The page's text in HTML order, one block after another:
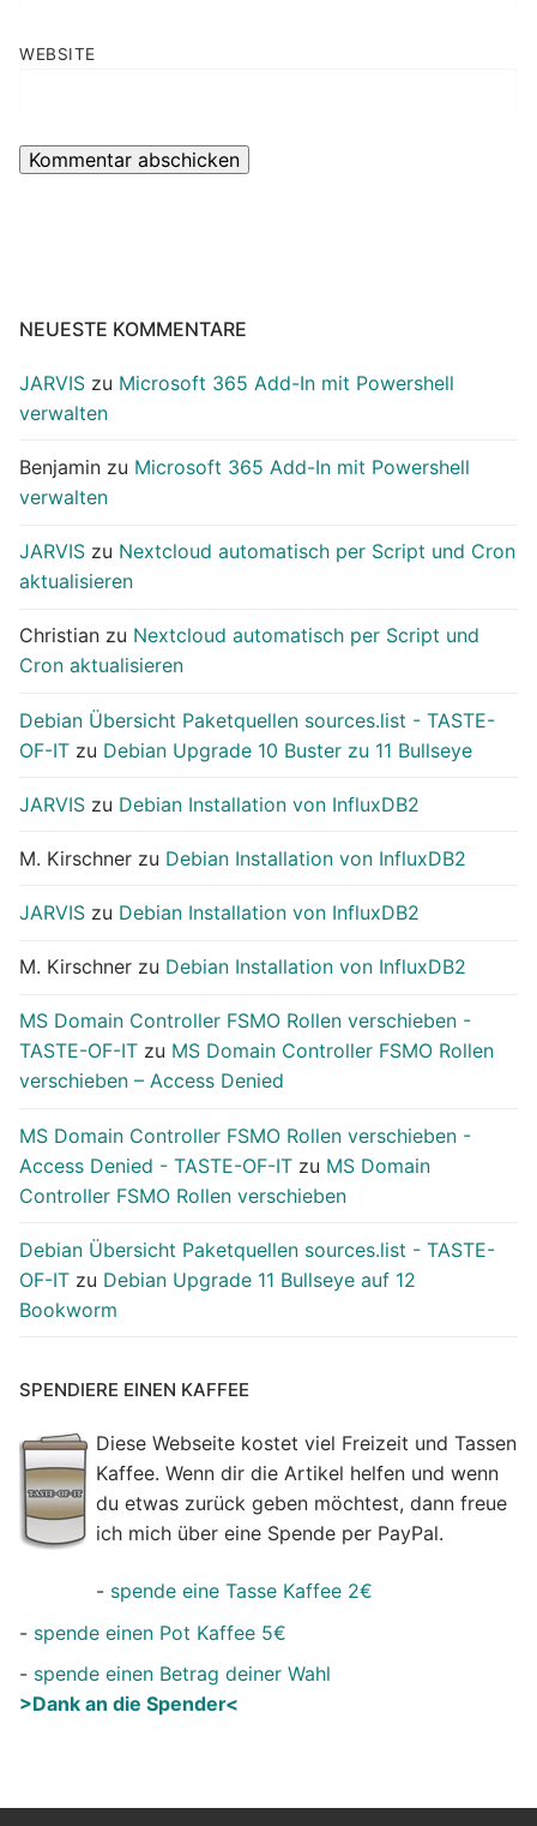
WEBSITE
NEUESTE KOMMENTARE
JARVIS zu Microsoft 365 Add-In mit Powershell
verwalten
Benjamin zu Microsoft 365 Add-In mit Powershell
verwalten
JARVIS zu Nextcloud automatisch per Script und Cron
aktualisieren
Christian zu Nextcloud automatisch per Script und
Cron aktualisieren
Debian Übersicht Paketquellen sources.list - TASTE-
OF-IT zu Debian Upgrade 10 Buster zu 11 Bullseye
JARVIS zu Debian Installation von InfluxDB2
M. Kirschner zu Debian Installation von InfluxDB2
JARVIS zu Debian Installation von InfluxDB2
M. Kirschner zu Debian Installation von InfluxDB2
MS Domain Controller FSMO Rollen verschieben -
TASTE-OF-IT zu MS Domain Controller FSMO Rollen
verschieben – Access Denied
MS Domain Controller FSMO Rollen verschieben -
Access Denied - TASTE-OF-IT zu MS Domain
Controller FSMO Rollen verschieben
Debian Übersicht Paketquellen sources.list - TASTE-
OF-IT zu Debian Upgrade 11 Bullseye auf 12
Bookworm
SPENDIERE EINEN KAFFEE
Diese Webseite kostet viel Freizeit und Tassen
Kaffee. Wenn dir die Artikel helfen und wenn
du etwas zurück geben möchtest, dann freue
ich mich über eine Spende per PayPal.
- spende eine Tasse Kaffee 2€
- spende einen Pot Kaffee 5€
- spende einen Betrag deiner Wahl
>Dank an die Spender<